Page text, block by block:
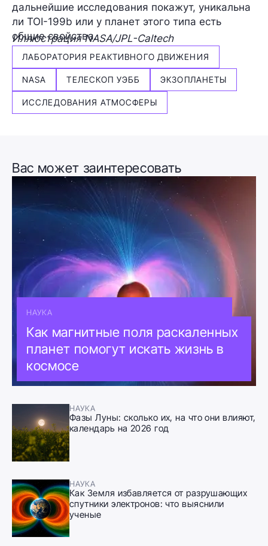
дальнейшие исследования покажут, уникальна
ли TOI-199b или у планет этого типа есть
общие свойства.
Иллюстрация NASA/JPL-Caltech
ЛАБОРАТОРИЯ РЕАКТИВНОГО ДВИЖЕНИЯ
NASA ТЕЛЕСКОП УЭББ ЭКЗОПЛАНЕТЫ
ИССЛЕДОВАНИЯ АТМОСФЕРЫ
Вас может заинтересовать
НАУКА
Как магнитные поля раскаленных
планет помогут искать жизнь в
космосе
НАУКА
Фазы Луны: сколько их, на что они влияют,
календарь на 2026 год
НАУКА
Как Земля избавляется от разрушающих
спутники электронов: что выяснили
ученые